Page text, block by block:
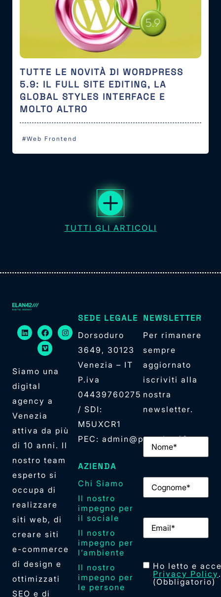
TUTTE LE NOVITÀ DI WORDPRESS
5.9: IL FULL SITE EDITING, LA
GLOBAL STYLES INTERFACE E
MOLTO ALTRO
#Web Frontend
TUTTI GLI ARTICOLI
Siamo una
digital
agency a
Venezia
attiva da più
di 10 anni. Il
nostro team
esperto si
occupa di
realizzare
siti web, di
creare siti
e-commerce
di design e
ottimizzati
SEO e di
SEDE LEGALE
Dorsoduro
3649, 30123
Venezia – IT
P.iva
04439760275
/ SDI:
M5UXCR1
PEC: admin@pec.elan42.com
AZIENDA
Chi Siamo
Il nostro
impegno per
il sociale
Il nostro
impegno per
l’ambiente
Il nostro
impegno per
le persone
NEWSLETTER
Per rimanere
sempre
aggiornato
iscriviti alla
nostra
newsletter.
Nome
Cognome
Email
Consenso
Ho letto e
Privacy Policy
(Obbligatorio)